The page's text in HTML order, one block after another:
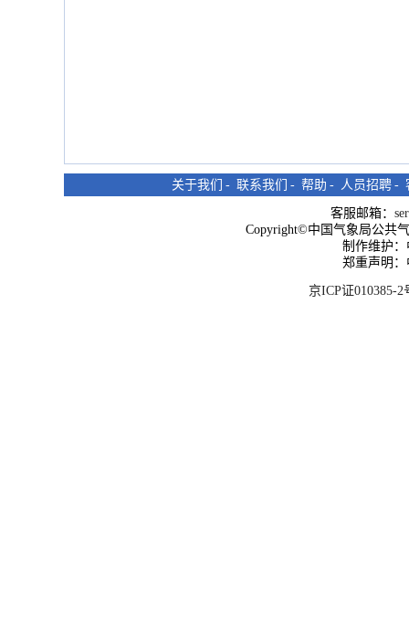
关于我们 - 联系我们 - 帮助 - 人员招聘 -
客服邮箱：
Copyright©中国气象局公共
制作维护
郑重声明
京ICP证010385-2